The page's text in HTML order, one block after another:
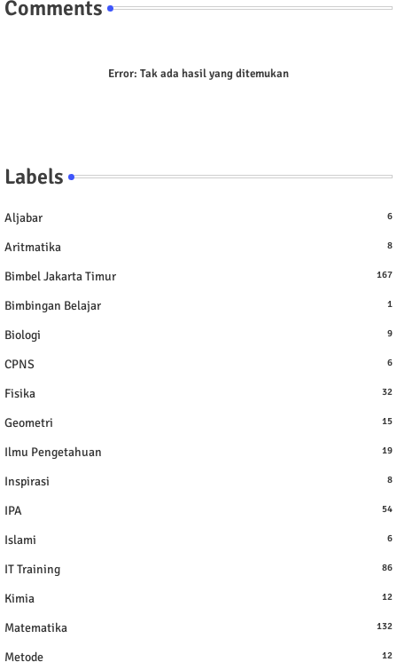
Comments
Error: Tak ada hasil yang ditemukan
Labels
Aljabar 6
Aritmatika 8
Bimbel Jakarta Timur 167
Bimbingan Belajar 1
Biologi 9
CPNS 6
Fisika 32
Geometri 15
Ilmu Pengetahuan 19
Inspirasi 8
IPA 54
Islami 6
IT Training 86
Kimia 12
Matematika 132
Metode 12